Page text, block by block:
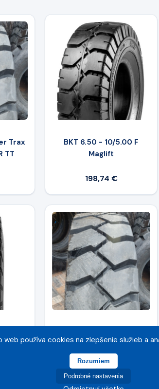
Trax
TT
BKT 6.50 - 10/5.00 F
Maglift
198,74 €
HD Forklift 10PR TT
99,90 €
web používa cookies na zlepšenie služieb a
Rozumiem
Podrobné nastavenia